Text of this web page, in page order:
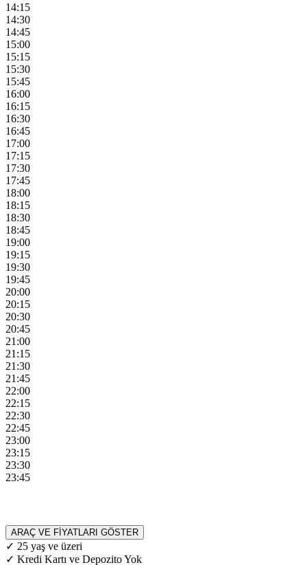
14:15
14:30
14:45
15:00
15:15
15:30
15:45
16:00
16:15
16:30
16:45
17:00
17:15
17:30
17:45
18:00
18:15
18:30
18:45
19:00
19:15
19:30
19:45
20:00
20:15
20:30
20:45
21:00
21:15
21:30
21:45
22:00
22:15
22:30
22:45
23:00
23:15
23:30
23:45
ARAÇ VE FİYATLARI GÖSTER
✓ 25 yaş ve üzeri
✓ Kredi Kartı ve Depozito Yok